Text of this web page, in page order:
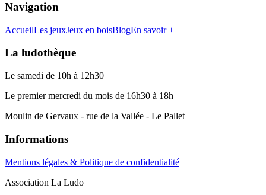
Navigation
AccueilLes jeuxJeux en boisBlogEn savoir +
La ludothèque
Le samedi de 10h à 12h30
Le premier mercredi du mois de 16h30 à 18h
Moulin de Gervaux - rue de la Vallée - Le Pallet
Informations
Mentions légales & Politique de confidentialité
Association La Ludo